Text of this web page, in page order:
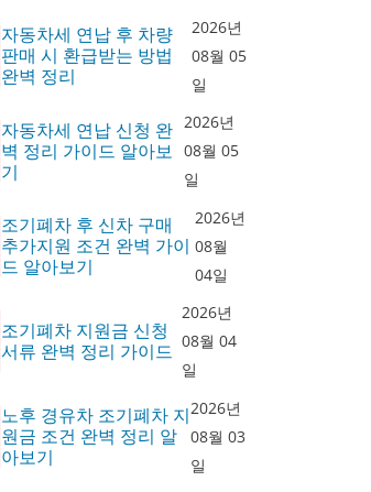
자동차세 연납 후 차량
판매 시 환급받는 방법
완벽 정리
2026년
08월 05
일
자동차세 연납 신청 완
벽 정리 가이드 알아보
기
2026년
08월 05
일
조기폐차 후 신차 구매
추가지원 조건 완벽 가이
드 알아보기
2026년
08월
04일
조기폐차 지원금 신청
서류 완벽 정리 가이드
2026년
08월 04
일
노후 경유차 조기폐차 지
원금 조건 완벽 정리 알
아보기
2026년
08월 03
일